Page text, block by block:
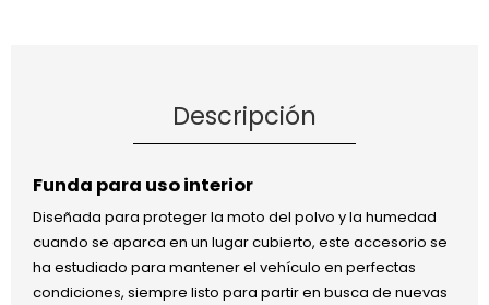
Descripción
Funda para uso interior
Diseñada para proteger la moto del polvo y la humedad
cuando se aparca en un lugar cubierto, este accesorio se
ha estudiado para mantener el vehículo en perfectas
condiciones, siempre listo para partir en busca de nuevas